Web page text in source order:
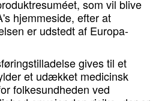
som vil blive
hjemmeside, efter at
er udstedt af Europa-
gives til et
et udækket medicinsk
folkesundheden ved